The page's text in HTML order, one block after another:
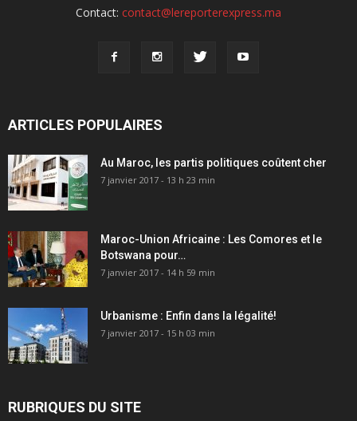
Contact: contact@lereporterexpress.ma
ARTICLES POPULAIRES
Au Maroc, les partis politiques coûtent cher
7 janvier 2017 - 13 h 23 min
Maroc-Union Africaine : Les Comores et le
Botswana pour…
7 janvier 2017 - 14 h 59 min
Urbanisme : Enfin dans la légalité!
7 janvier 2017 - 15 h 03 min
RUBRIQUES DU SITE